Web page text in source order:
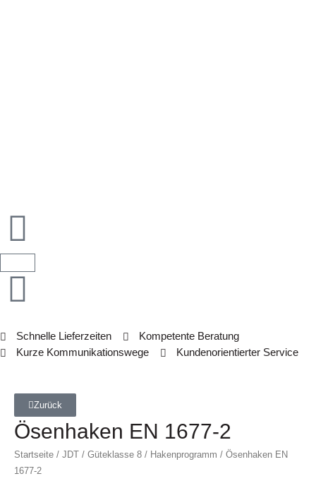
Schnelle Lieferzeiten
Kompetente Beratung
Kurze Kommunikationswege
Kundenorientierter Service
Zurück
Ösenhaken EN 1677-2
Startseite / JDT / Güteklasse 8 / Hakenprogramm / Ösenhaken EN
1677-2